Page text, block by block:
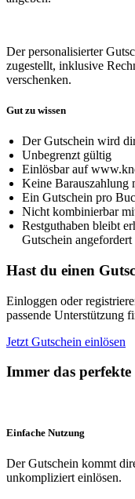
Der personalisierter
zugestellt, inklusive
verschenken.
Gut zu wissen
Der Gutschein wird
Unbegrenzt gültig
Einlösbar auf
Keine Barauszahlung
Ein Gutschein pro
Nicht kombinierbar
Restguthaben bleibt
Gutschein
Hast du einen
Einloggen oder
passende Unterstützung
Jetzt Gutschein einlösen
Immer das perfekte
Einfache Nutzung
Der Gutschein kommt
unkompliziert einlösen.